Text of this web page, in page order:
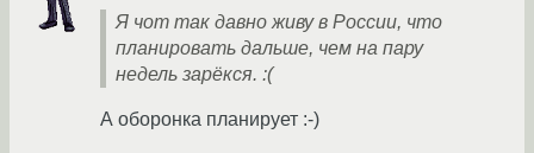
Я чот так давно живу в России, что
планировать дальше, чем на пару
недель зарёкся. :(
А оборонка планирует :-)